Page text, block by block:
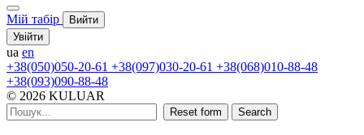
Мій табір
Вийти
Увійти
ua en
+38(050)050-20-61 +38(097)030-20-61 +38(068)010-88-48
+38(093)090-88-48
© 2026 KULUAR
Reset form Search